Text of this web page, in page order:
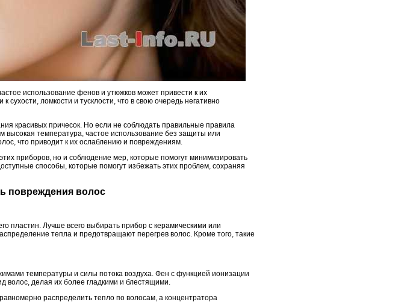
использование фенов и утюжков может привести к их
ломкости и тусклости, что в свою очередь негативно
красивых причесок. Но если не соблюдать правильные правила
температура, частое использование без защиты или
что приводит к их ослаблению и повреждениям.
приборов, но и соблюдение мер, которые помогут минимизировать
способы, которые помогут избежать этих проблем, сохраняя
повреждения волос
пластин. Лучше всего выбирать прибор с керамическими или
тепла и предотвращают перегрев волос. Кроме того, такие
температуры и силы потока воздуха. Фен с функцией ионизации
волос, делая их более гладкими и блестящими.
распределить тепло по волосам, а концентратора